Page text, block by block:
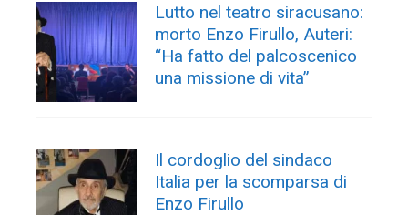
Lutto nel teatro siracusano:
morto Enzo Firullo, Auteri:
“Ha fatto del palcoscenico
una missione di vita”
Il cordoglio del sindaco
Italia per la scomparsa di
Enzo Firullo